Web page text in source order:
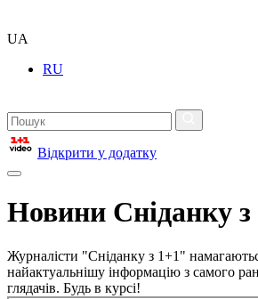
UA
RU
Відкрити у додатку
Новини Сніданку з
Журналісти "Сніданку з 1+1"
найактуальнішу інформацію з самого
глядачів. Будь в курсі!